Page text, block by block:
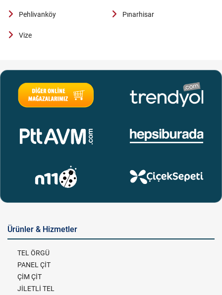
Pehlivanköy Pınarhisar
Vize
Ürünler & Hizmetler
TEL ÖRGÜ
PANEL ÇİT
ÇİM ÇİT
JİLETLİ TEL